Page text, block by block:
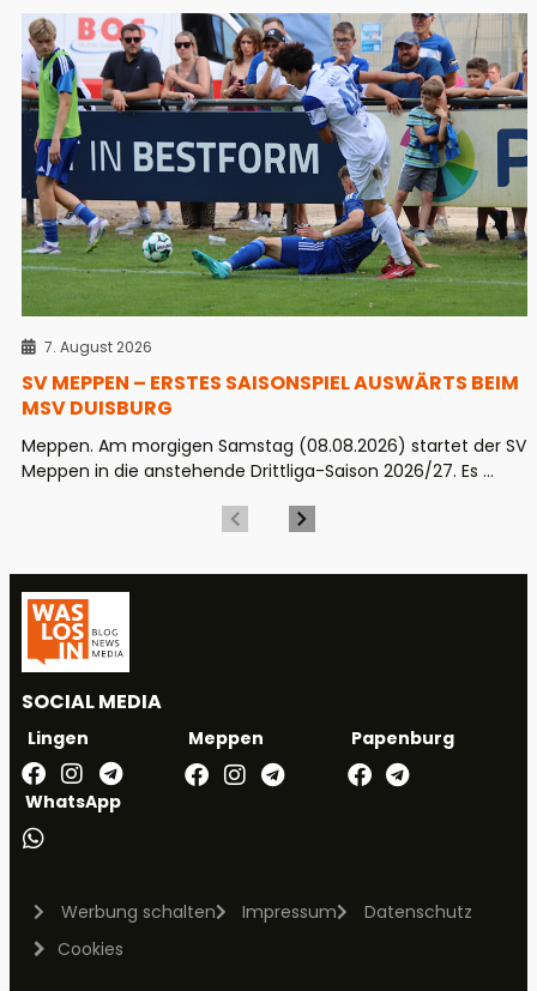
7. August 2026
SV MEPPEN – ERSTES SAISONSPIEL AUSWÄRTS BEIM
MSV DUISBURG
Meppen. Am morgigen Samstag (08.08.2026) startet der SV
Meppen in die anstehende Drittliga-Saison 2026/27. Es ...
SOCIAL MEDIA
Lingen Meppen Papenburg
WhatsApp
Werbung schalten Impressum
Datenschutz
Cookies